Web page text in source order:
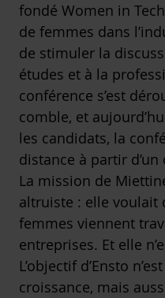
fondé Women in Tech
de femmes dans
de stimuler la
études et à la
conférence s’est
comble, et
les candidats, la
distance à partir
La mission de
altruiste : elle voulait
femmes viennent
entreprises. Et elle
L’objectif d’Ensto
croissance, mais